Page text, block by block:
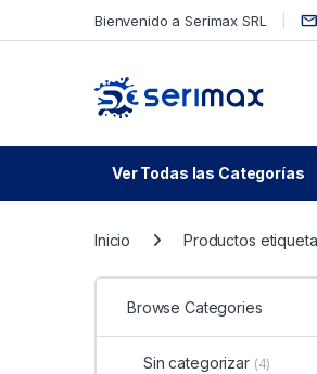
Bienvenido a Serimax SRL
Ver Todas las Categorías
Inicio Productos
Browse Categories
Sin categorizar (4)